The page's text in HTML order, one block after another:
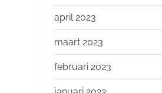
april 2023
maart 2023
februari 2023